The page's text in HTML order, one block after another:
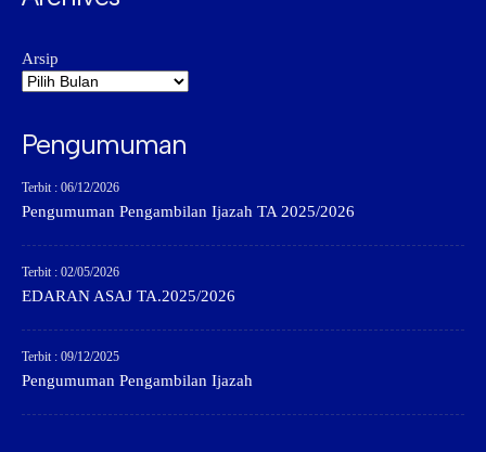
Arsip
Pengumuman
Terbit : 06/12/2026
Pengumuman Pengambilan Ijazah TA 2025/2026
Terbit : 02/05/2026
EDARAN ASAJ TA.2025/2026
Terbit : 09/12/2025
Pengumuman Pengambilan Ijazah